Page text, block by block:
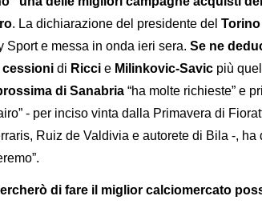
. La dichiarazione del presidente del Torino
Sport e messa in onda ieri sera. Se ne
cessioni di Ricci e Milinkovic-Savic più
di Sanabria “ha molte richieste” e
- per inciso vinta dalla Primavera di
Ruiz de Valdivia e autorete di Bila -, ha
di fare il miglior calciomercato